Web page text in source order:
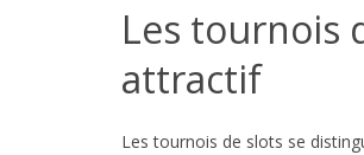
Les tournois
attractif
Les tournois de slots se